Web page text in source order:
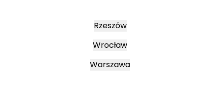
Rzeszów
Wrocław
Warszawa